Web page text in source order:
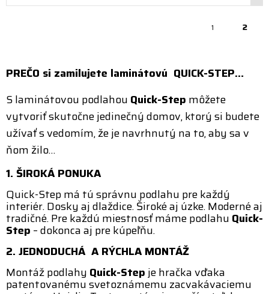
1 2
PREČO si zamilujete laminátovú QUICK-STEP…
Slaminátovou podlahou Quick-Step môžete
vytvoriť skutočne jedinečný domov, ktorý si budete
užívať s vedomím, že je navrhnutý na to, aby sa v
ňom žilo…
1. ŠIROKÁ PONUKA
Quick-Step má tú správnu podlahu pre každý
interiér. Dosky aj dlaždice. Široké aj úzke. Moderné aj
tradičné. Pre každú miestnosť máme podlahu Quick-
Step – dokonca aj pre kúpeľňu.
2. JEDNODUCHÁ A RÝCHLA MONTÁŽ
Montáž podlahy Quick-Stepje hračka vďaka
patentovanému svetoznámemu zacvakávaciemu